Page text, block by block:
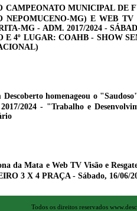
CAMPEONATO MUNICIPAL DE
NEPOMUCENO-MG) E WEB
MG - ADM. 2017/2024 -
E 4º LUGAR: COAHB - SHOW
Descoberto homenageou o
2024 - "Trabalho e
da Mata e Web TV Visão e
3 X 4 PRAÇA - Sábado, 16/06/
Todos os direitos reservados